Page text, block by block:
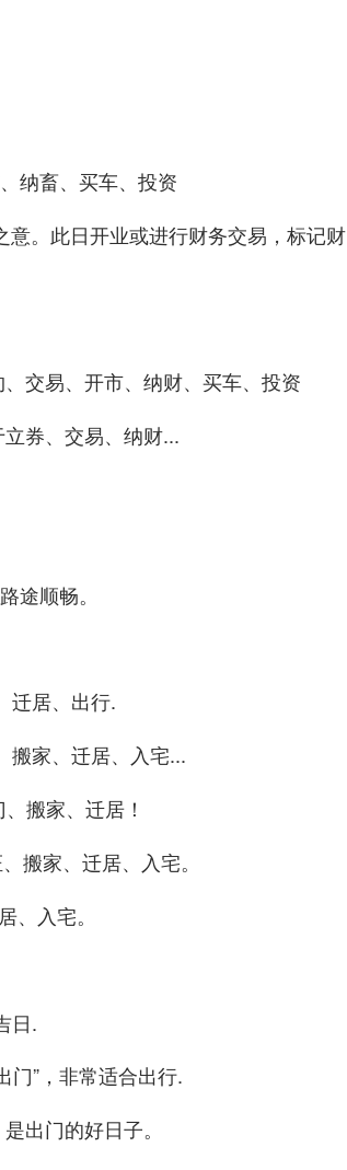
纳畜、买车、投资
意。此日开业或进行财务交易 ，标记财
交易、开市、纳财、买车、投资
立券、交易、纳财...
途顺畅。
迁居、出行.
搬家、迁居、入宅...
搬家、迁居！
搬家、迁居、入宅。
、入宅。
日.
门”，非常适合出行.
出门的好日子。